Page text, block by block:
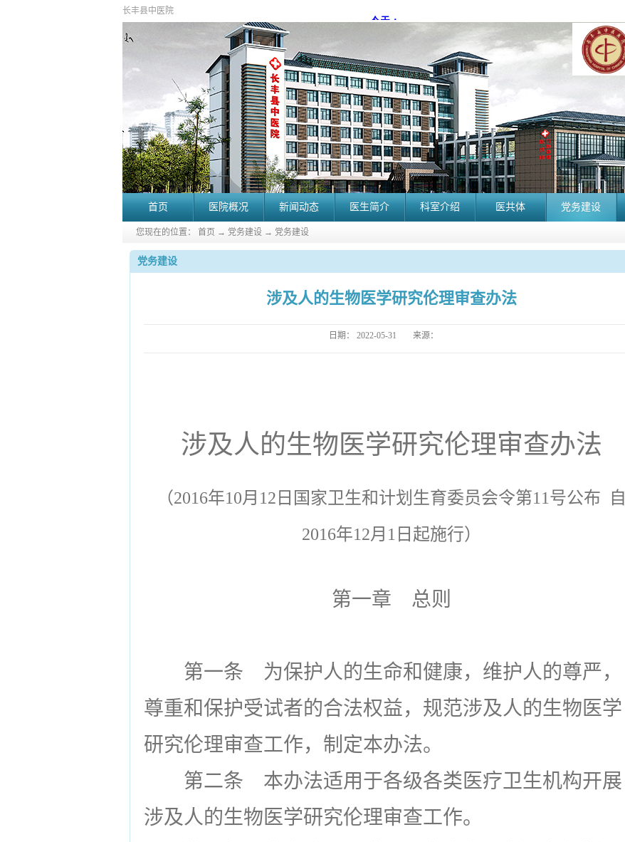
长丰县中医院
首页 医院概况 新闻动态 医生简介 科室介绍 医共体 党务建设
您现在的位置： 首页 → 党务建设 → 党务建设
党务建设
涉及人的生物医学研究伦理审查办法
日期： 2022-05-31 来源：
涉及人的生物医学研究伦理审查办法
（2016年10月12日国家卫生和计划生育委员会令第11号公布 自
2016年12月1日起施行）
第一章 总则
第一条 为保护人的生命和健康，维护人的尊严，
尊重和保护受试者的合法权益，规范涉及人的生物医学
研究伦理审查工作，制定本办法。
第二条 本办法适用于各级各类医疗卫生机构开展
涉及人的生物医学研究伦理审查工作。